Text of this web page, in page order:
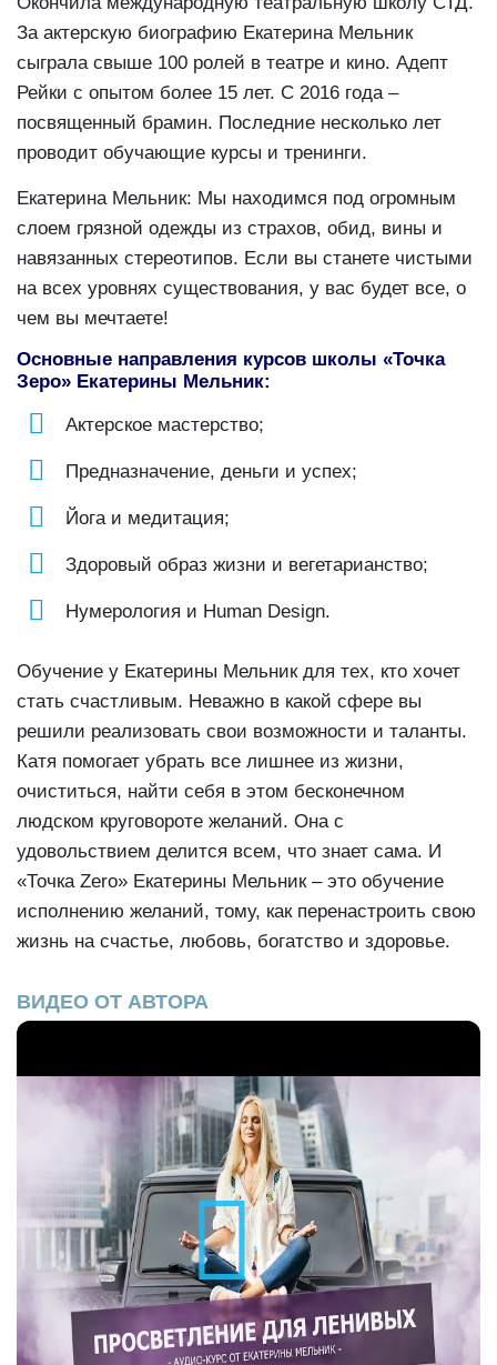
За актерскую биографию Екатерина Мельник
сыграла свыше 100 ролей в театре и кино. Адепт
Рейки с опытом более 15 лет. С 2016 года –
посвященный брамин. Последние несколько лет
проводит обучающие курсы и тренинги.
Екатерина Мельник: Мы находимся под огромным
слоем грязной одежды из страхов, обид, вины и
навязанных стереотипов. Если вы станете чистыми
на всех уровнях существования, у вас будет все, о
чем вы мечтаете!
Основные направления курсов школы «Точка
Зеро» Екатерины Мельник:
Актерское мастерство;
Предназначение, деньги и успех;
Йога и медитация;
Здоровый образ жизни и вегетарианство;
Нумерология и Human Design.
Обучение у Екатерины Мельник для тех, кто хочет
стать счастливым. Неважно в какой сфере вы
решили реализовать свои возможности и таланты.
Катя помогает убрать все лишнее из жизни,
очиститься, найти себя в этом бесконечном
людском круговороте желаний. Она с
удовольствием делится всем, что знает сама. И
«Точка Zero» Екатерины Мельник – это обучение
исполнению желаний, тому, как перенастроить свою
жизнь на счастье, любовь, богатство и здоровье.
ВИДЕО ОТ АВТОРА